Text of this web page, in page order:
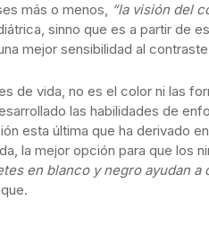
más o menos, “la visión del
sinno que es a partir de
mejor sensibilidad al
de vida, no es el color ni las
las habilidades de
esta última que ha derivado
la mejor opción para que los
en blanco y negro ayudan